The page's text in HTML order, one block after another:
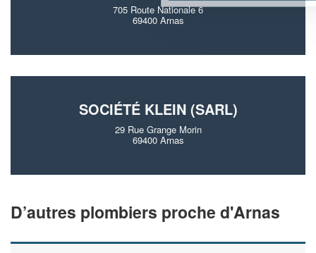
705 Route Nationale 6
69400 Arnas
SOCIÉTÉ KLEIN (SARL)
29 Rue Grange Morin
69400 Arnas
D’autres plombiers proche d'Arnas